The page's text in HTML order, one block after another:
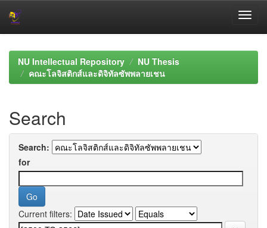
navigationNU Intellectual Repository
NU Thesis
คณะโลจิสติกส์และดิจิทัลซัพพลายเชน
Search
Search:
for
Current filters: